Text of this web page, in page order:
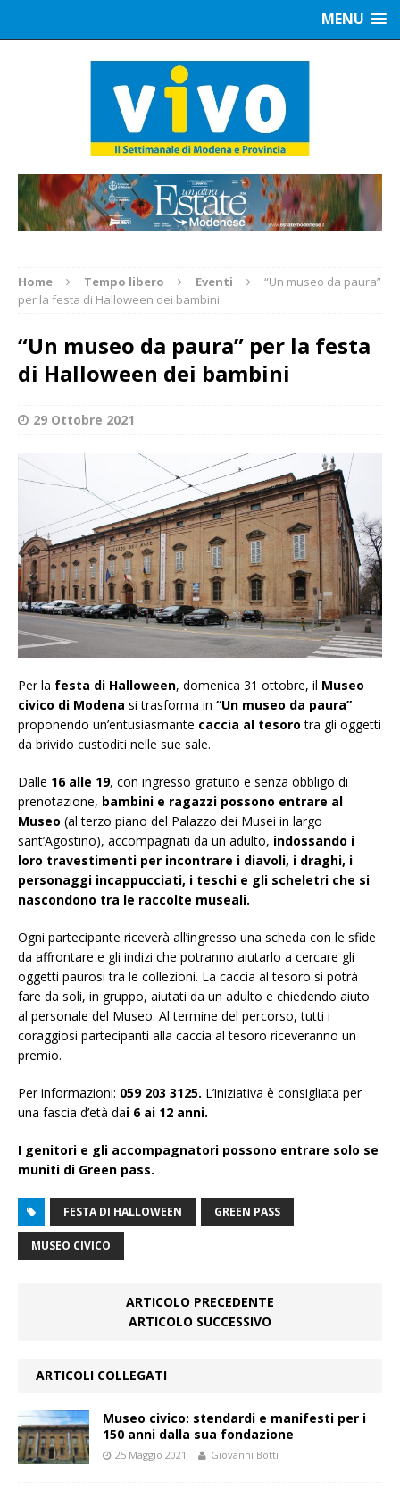
MENU
Home Tempo libero Eventi
“Un museo da paura”
per la festa di Halloween dei bambini
“Un museo da paura” per la festa
di Halloween dei bambini
29 Ottobre 2021
Per la festa di Halloween, domenica 31 ottobre, il Museo
civico di Modena si trasforma in “Un museo da paura”
proponendo un’entusiasmante caccia al tesoro tra gli oggetti
da brivido custoditi nelle sue sale.
Dalle 16 alle 19, con ingresso gratuito e senza obbligo di
prenotazione, bambini e ragazzi possono entrare al
Museo (al terzo piano del Palazzo dei Musei in largo
sant’Agostino), accompagnati da un adulto, indossando i
loro travestimenti per incontrare i diavoli, i draghi, i
personaggi incappucciati, i teschi e gli scheletri che si
nascondono tra le raccolte museali.
Ogni partecipante riceverà all’ingresso una scheda con le sfide
da affrontare e gli indizi che potranno aiutarlo a cercare gli
oggetti paurosi tra le collezioni. La caccia al tesoro si potrà
fare da soli, in gruppo, aiutati da un adulto e chiedendo aiuto
al personale del Museo. Al termine del percorso, tutti i
coraggiosi partecipanti alla caccia al tesoro riceveranno un
premio.
Per informazioni: 059 203 3125. L’iniziativa è consigliata per
una fascia d’età dai 6 ai 12 anni.
I genitori e gli accompagnatori possono entrare solo se
muniti di Green pass.
FESTA DI HALLOWEEN GREEN PASS
MUSEO CIVICO
ARTICOLO PRECEDENTE
ARTICOLO SUCCESSIVO
ARTICOLI COLLEGATI
Museo civico: stendardi e manifesti per i
150 anni dalla sua fondazione
25 Maggio 2021 Giovanni Botti